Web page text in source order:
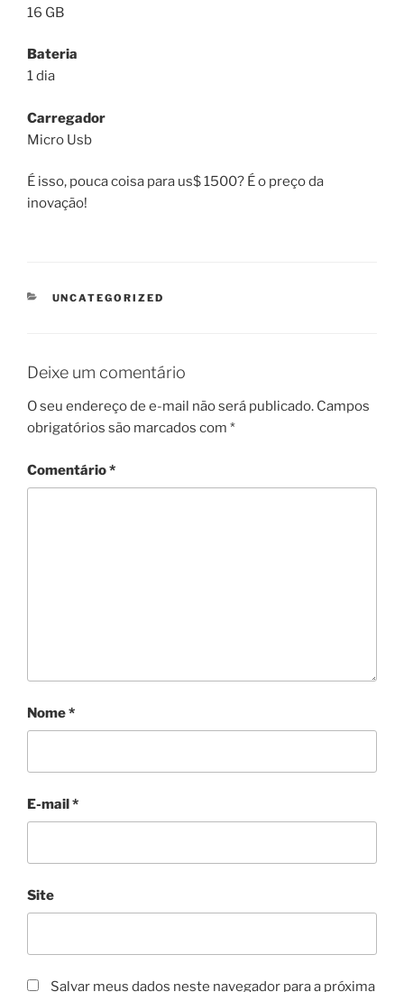
16 GB
Bateria
1 dia
Carregador
Micro Usb
É isso, pouca coisa para us$ 1500? É o preço da
inovação!
CATEGORIAS
UNCATEGORIZED
Deixe um comentário
O seu endereço de e-mail não será publicado. Campos
obrigatórios são marcados com *
Comentário*
Nome*
E-mail*
Site
Salvar meus dados neste navegador para a próxima